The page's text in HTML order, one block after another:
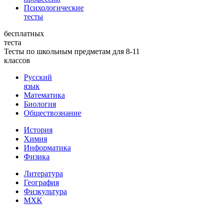
Психологические
тесты
бесплатных
теста
Тесты по школьным предметам для 8-11
классов
Русский
язык
Математика
Биология
Обществознание
История
Химия
Информатика
Физика
Литература
География
Физкультура
МХК